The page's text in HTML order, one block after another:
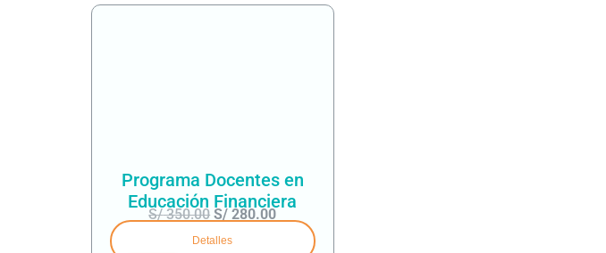
Programa Docentes en
Educación Financiera
S/350.00 S/ 280.00
Detalles